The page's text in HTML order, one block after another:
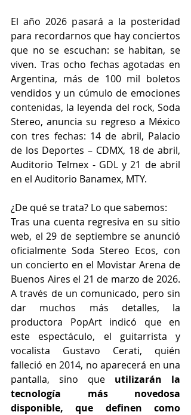
El año 2026 pasará a la posteridad
para recordarnos que hay conciertos
que no se escuchan: se habitan, se
viven. Tras ocho fechas agotadas en
Argentina, más de 100 mil boletos
vendidos y un cúmulo de emociones
contenidas, la leyenda del rock, Soda
Stereo, anuncia su regreso a México
con tres fechas: 14 de abril, Palacio
de los Deportes – CDMX, 18 de abril,
Auditorio Telmex - GDL y 21 de abril
en el Auditorio Banamex, MTY.
¿De qué se trata? Lo que sabemos:
Tras una cuenta regresiva en su sitio
web, el 29 de septiembre se anunció
oficialmente Soda Stereo Ecos, con
un concierto en el Movistar Arena de
Buenos Aires el 21 de marzo de 2026.
A través de un comunicado, pero sin
dar muchos más detalles, la
productora PopArt indicó que en
este espectáculo, el guitarrista y
vocalista Gustavo Cerati, quién
falleció en 2014, no aparecerá en una
pantalla, sino que utilizarán la
tecnología más novedosa
disponible, que definen como